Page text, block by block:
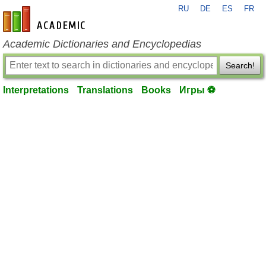
en-academic.com
RU DE ES FR
Academic Dictionaries and Encyclopedias
Search!
Interpretations Translations Books Игры ⚽